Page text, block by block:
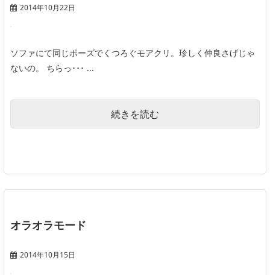
2014年10月22日
ソファにて同じポーズでくつろぐモアクリ。珍しく仲良さげじゃ
ないの。 ちらっ･･･ ...
続きを読む
オラオラモード
2014年10月15日